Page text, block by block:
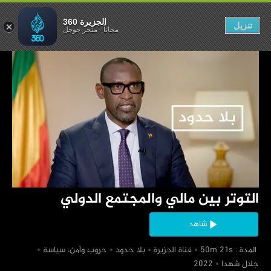
‏التوتر بين مالي والمجتمع الدولي
شاهد
‏ المدة : 50m 21s
‏قناة الجزيرة ‏بلا حدود
‏حروب وأمن، سياسة
‏جلال شهدا
الدولي
الجزيرة 360
مجاناً-متجر جوجل تنزيل